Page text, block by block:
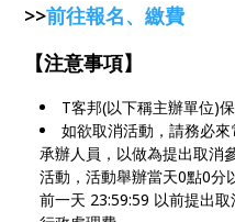
>>前往報名、繳費
【注意事項】
T客邦(以下稱主辦單位)
如欲取消活動，請務必
承辦人員，以做為提出取消
活動，活動舉辦當天0點0分
前一天 23:59:59 以前提出